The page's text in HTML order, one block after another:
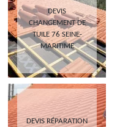
DEVIS
CHANGEMENT DE
TUILE 76 SEINE-
MARITIME
DEVIS RÉPARATION